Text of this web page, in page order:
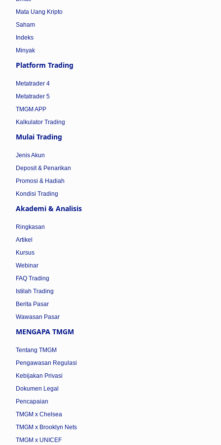
Mata Uang Kripto
Saham
Indeks
Minyak
Platform Trading
Metatrader 4
Metatrader 5
TMGM APP
Kalkulator Trading
Mulai Trading
Jenis Akun
Deposit & Penarikan
Promosi & Hadiah
Kondisi Trading
Akademi & Analisis
Ringkasan
Artikel
Kursus
Webinar
FAQ Trading
Istilah Trading
Berita Pasar
Wawasan Pasar
MENGAPA TMGM
Tentang TMGM
Pengawasan Regulasi
Kebijakan Privasi
Dokumen Legal
Pencapaian
TMGM x Chelsea
TMGM x Brooklyn Nets
TMGM x UNICEF